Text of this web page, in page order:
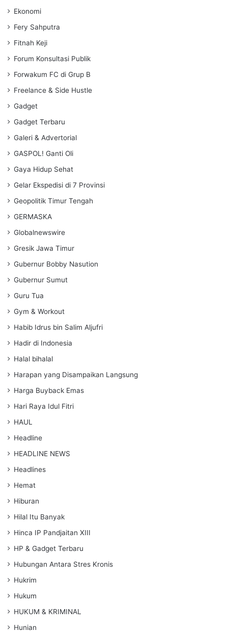
Ekonomi
Fery Sahputra
Fitnah Keji
Forum Konsultasi Publik
Forwakum FC di Grup B
Freelance & Side Hustle
Gadget
Gadget Terbaru
Galeri & Advertorial
GASPOL! Ganti Oli
Gaya Hidup Sehat
Gelar Ekspedisi di 7 Provinsi
Geopolitik Timur Tengah
GERMASKA
Globalnewswire
Gresik Jawa Timur
Gubernur Bobby Nasution
Gubernur Sumut
Guru Tua
Gym & Workout
Habib Idrus bin Salim Aljufri
Hadir di Indonesia
Halal bihalal
Harapan yang Disampaikan Langsung
Harga Buyback Emas
Hari Raya Idul Fitri
HAUL
Headline
HEADLINE NEWS
Headlines
Hemat
Hiburan
Hilal Itu Banyak
Hinca IP Pandjaitan XIII
HP & Gadget Terbaru
Hubungan Antara Stres Kronis
Hukrim
Hukum
HUKUM & KRIMINAL
Hunian